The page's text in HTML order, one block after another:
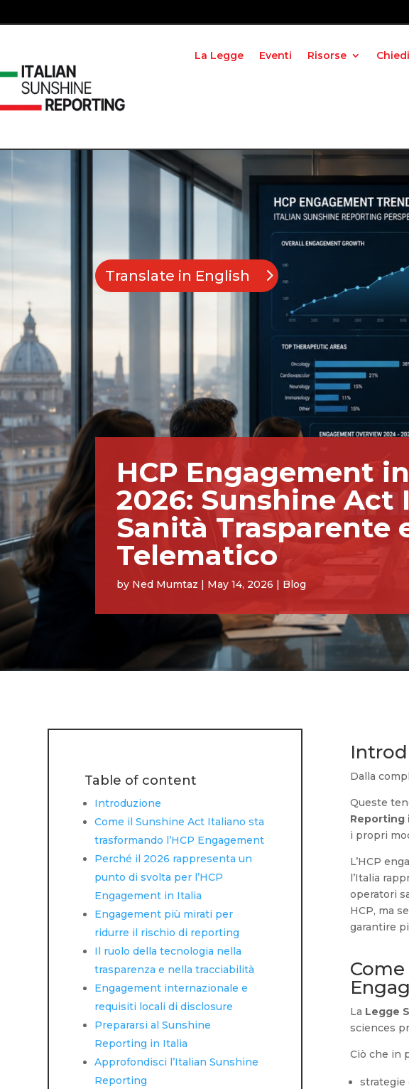
La Legge Eventi Risorse
Translate in English
HCP Engagement
2026: Sunshine Act
Sanità Trasparente
Telematico
by Ned Mumtaz | May 14, 2026 | Blog
Table of content
Introduzione
Come il Sunshine Act Italiano sta
trasformando l’HCP Engagement
Perché il 2026 rappresenta un
punto di svolta per l’HCP
Engagement in Italia
Engagement più mirati per
ridurre il rischio di reporting
Il ruolo della tecnologia nella
trasparenza e nella tracciabilità
Engagement internazionale e
requisiti locali di disclosure
Prepararsi al Sunshine
Reporting in Italia
Approfondisci l’Italian Sunshine
Reporting
Dalla
Queste
Reporting
i propri
L’HCP
l’Italia
operatori
HCP, ma
garantire
La Legge
sciences
Ciò che in
strategie